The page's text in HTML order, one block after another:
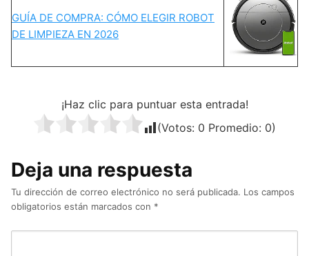
GUÍA DE COMPRA: CÓMO ELEGIR ROBOT
DE LIMPIEZA EN 2026
¡Haz clic para puntuar esta entrada!
(Votos: 0 Promedio: 0)
Deja una respuesta
Tu dirección de correo electrónico no será publicada. Los campos
obligatorios están marcados con *